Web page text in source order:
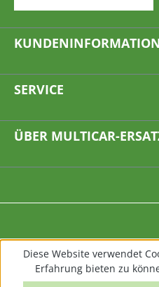
SERVICE
ÜBER MULTICAR-
Diese Website verwendet
Erfahrung bieten zu